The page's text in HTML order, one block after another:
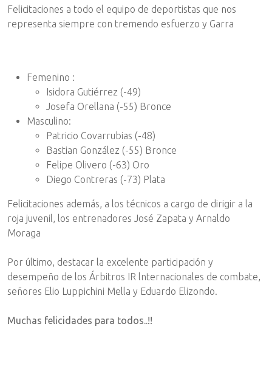
Felicitaciones a todo el equipo de deportistas que nos
representa siempre con tremendo esfuerzo y Garra
Femenino :
Isidora Gutiérrez (-49)
Josefa Orellana (-55) Bronce
Masculino:
Patricio Covarrubias (-48)
Bastian González (-55) Bronce
Felipe Olivero (-63) Oro
Diego Contreras (-73) Plata
Felicitaciones además, a los técnicos a cargo de dirigir a la
roja juvenil, los entrenadores José Zapata y Arnaldo
Moraga
Por último, destacar la excelente participación y
desempeño de los Árbitros IR lnternacionales de combate,
señores Elio Luppichini Mella y Eduardo Elizondo.
Muchas felicidades para todos..!!